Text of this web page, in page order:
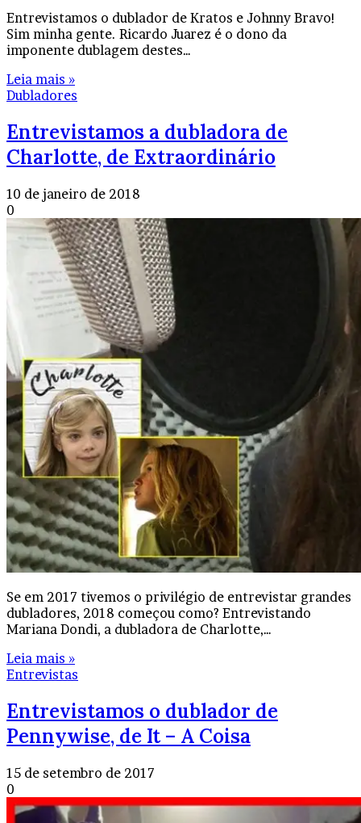
Entrevistamos o dublador de Kratos e Johnny Bravo!
Sim minha gente. Ricardo Juarez é o dono da
imponente dublagem destes…
Leia mais »
Dubladores
Entrevistamos a dubladora de
Charlotte, de Extraordinário
10 de janeiro de 2018
0
Se em 2017 tivemos o privilégio de entrevistar grandes
dubladores, 2018 começou como? Entrevistando
Mariana Dondi, a dubladora de Charlotte,…
Leia mais »
Entrevistas
Entrevistamos o dublador de
Pennywise, de It – A Coisa
15 de setembro de 2017
0